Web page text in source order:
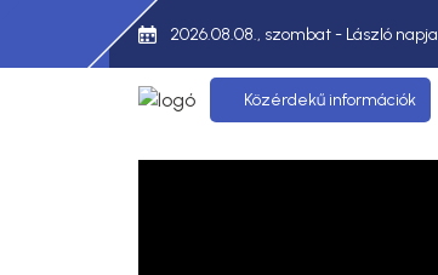
2026.08.08., szombat - László napja
Közérdekű információk